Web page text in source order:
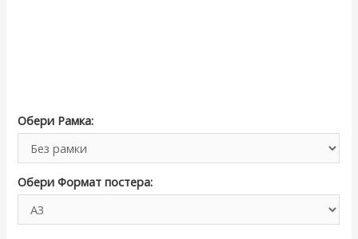
Обери Рамка:
Обери Формат постера: